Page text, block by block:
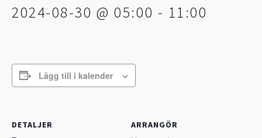
2024-08-30 @ 05:00 - 11:00
Lägg till i kalender
DETALJER ARRANGÖR